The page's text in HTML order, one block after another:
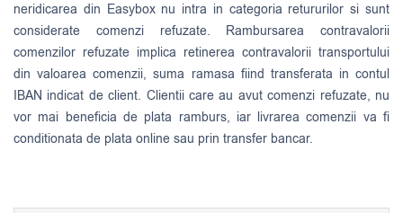
neridicarea din Easybox nu intra in categoria retururilor si sunt
considerate comenzi refuzate. Rambursarea contravalorii
comenzilor refuzate implica retinerea contravalorii transportului
din valoarea comenzii, suma ramasa fiind transferata in contul
IBAN indicat de client. Clientii care au avut comenzi refuzate, nu
vor mai beneficia de plata ramburs, iar livrarea comenzii va fi
conditionata de plata online sau prin transfer bancar.